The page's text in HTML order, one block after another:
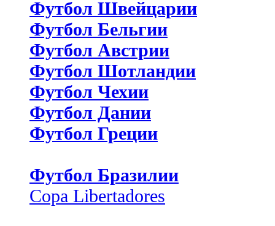
Футбол Швейцарии
Футбол Бельгии
Футбол Австрии
Футбол Шотландии
Футбол Чехии
Футбол Дании
Футбол Греции
Футбол Бразилии
Copa Libertadores